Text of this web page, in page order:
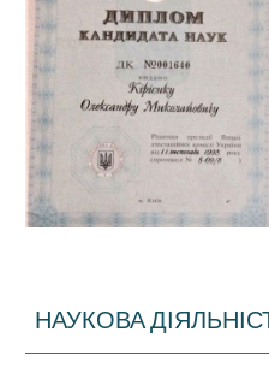
НАУКОВА